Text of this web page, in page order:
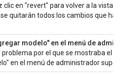
clic en "revert" para volver a la vista
quitarán todos los cambios que
modelo" en el menú de
problema por el que se mostraba el
en el menú de administrador